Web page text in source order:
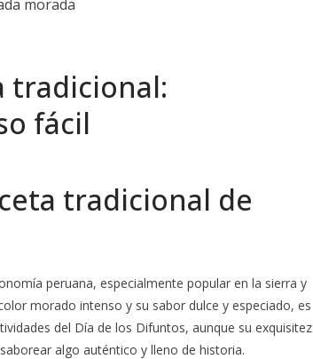
tradicional:
fácil
tradicional de
peruana, especialmente popular en la sierra y
morado intenso y su sabor dulce y especiado, es
del Día de los Difuntos, aunque su exquisitez
algo auténtico y lleno de historia.